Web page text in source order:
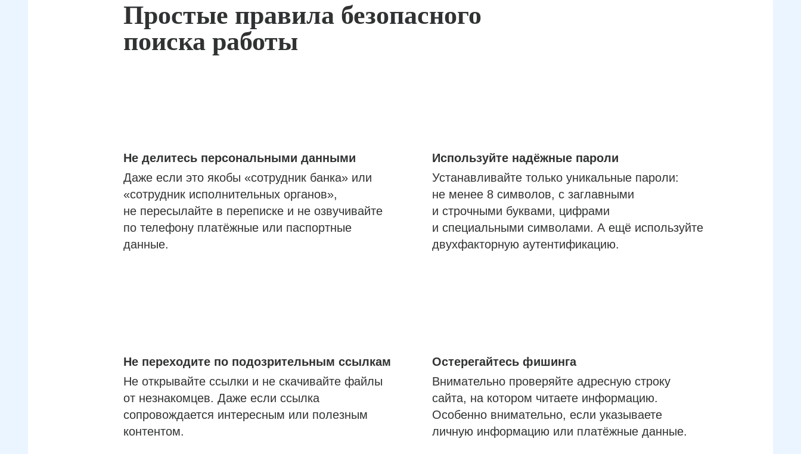
Простые правила безопасного
поиска работы
Не делитесь персональными данными
Даже если это якобы «сотрудник банка» или
«сотрудник исполнительных органов»,
не пересылайте в переписке и не озвучивайте
по телефону платёжные или паспортные
данные.
Используйте надёжные пароли
Устанавливайте только уникальные пароли:
не менее 8 символов, с заглавными
и строчными буквами, цифрами
и специальными символами. А ещё используйте
двухфакторную аутентификацию.
Не переходите по подозрительным ссылкам
Не открывайте ссылки и не скачивайте файлы
от незнакомцев. Даже если ссылка
сопровождается интересным или полезным
контентом.
Остерегайтесь фишинга
Внимательно проверяйте адресную строку
сайта, на котором читаете информацию.
Особенно внимательно, если указываете
личную информацию или платёжные данные.